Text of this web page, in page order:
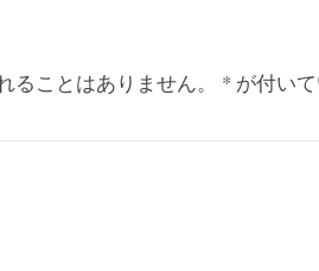
ることはありません。 * が付い